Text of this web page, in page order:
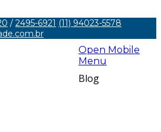
/ 2495-6921 (11) 94023-5578
Open Mobile
Menu
Blog